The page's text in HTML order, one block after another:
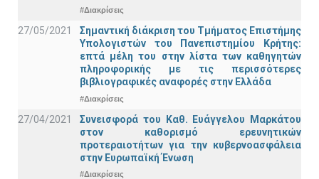
#Διακρίσεις
27/05/2021
Σημαντική διάκριση του Τμήματος Επιστήμης
Υπολογιστών του Πανεπιστημίου Κρήτης:
επτά μέλη του στην λίστα των καθηγητών
πληροφορικής με τις περισσότερες
βιβλιογραφικές αναφορές στην Ελλάδα
#Διακρίσεις
27/04/2021
Συνεισφορά του Καθ. Ευάγγελου Μαρκάτου
στον καθορισμό ερευνητικών
προτεραιοτήτων για την κυβερνοασφάλεια
στην Ευρωπαϊκή Ένωση
#Διακρίσεις